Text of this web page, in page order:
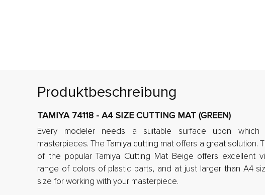
Produktbeschreibung
TAMIYA 74118 - A4 SIZE CUTTING MAT (GREEN)
Every modeler needs a suitable surface upon
masterpieces. The Tamiya cutting mat offers a great solution.
of the popular Tamiya Cutting Mat Beige offers excellent
range of colors of plastic parts, and at just larger than A4
size for working with your masterpiece.